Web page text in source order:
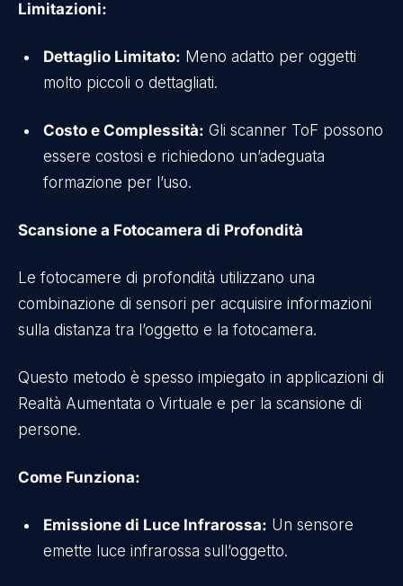
Limitazioni:
Dettaglio Limitato: Meno adatto per oggetti
molto piccoli o dettagliati.
Costo e Complessità: Gli scanner ToF possono
essere costosi e richiedono un’adeguata
formazione per l’uso.
Scansione a Fotocamera di Profondità
Le fotocamere di profondità utilizzano una
combinazione di sensori per acquisire informazioni
sulla distanza tra l’oggetto e la fotocamera.
Questo metodo è spesso impiegato in applicazioni di
Realtà Aumentata o Virtuale e per la scansione di
persone.
Come Funziona:
Emissione di Luce Infrarossa: Un sensore
emette luce infrarossa sull’oggetto.